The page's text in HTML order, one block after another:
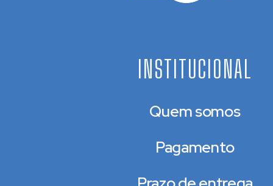
INSTITUCIONAL
Quem somos
Pagamento